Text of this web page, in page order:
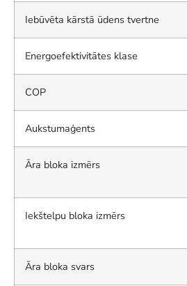
Iebūvēta kārstā ūdens tvertne
Energoefektivitātes klase
COP
Aukstumaģents
Āra bloka izmērs
Iekštelpu bloka izmērs
Āra bloka svars